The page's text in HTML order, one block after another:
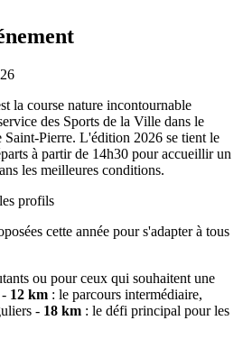
la course nature incontournable
des Sports de la Ville dans le
Pierre. L'édition 2026 se tient le
à partir de 14h30 pour accueillir un
les meilleures conditions.
profils
cette année pour s'adapter à tous
ou pour ceux qui souhaitent une
12 km : le parcours intermédiaire,
- 18 km : le défi principal pour les